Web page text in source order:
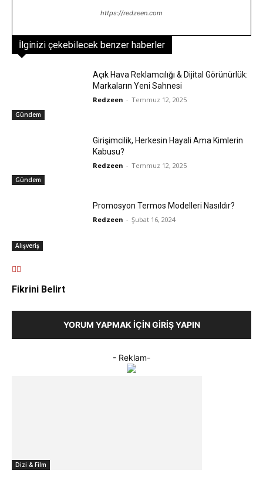
https://redzeen.com
İlginizi çekebilecek benzer haberler
Gündem
Açık Hava Reklamcılığı & Dijital Görünürlük:
Markaların Yeni Sahnesi
Redzeen - Temmuz 12, 2025
Gündem
Girişimcilik, Herkesin Hayali Ama Kimlerin
Kabusu?
Redzeen - Temmuz 12, 2025
Alışveriş
Promosyon Termos Modelleri Nasıldır?
Redzeen - Şubat 16, 2024
Fikrini Belirt
YORUM YAPMAK İÇIN GIRIŞ YAPIN
- Reklam-
Dizi & Film